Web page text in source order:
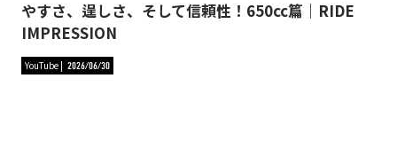
やすさ、逞しさ、そして信頼性！650cc篇｜RIDE
IMPRESSION
YouTube 2026/06/30